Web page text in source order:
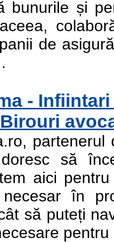
bunurile și
de
- Infiintari
să
aici
în
să puteți